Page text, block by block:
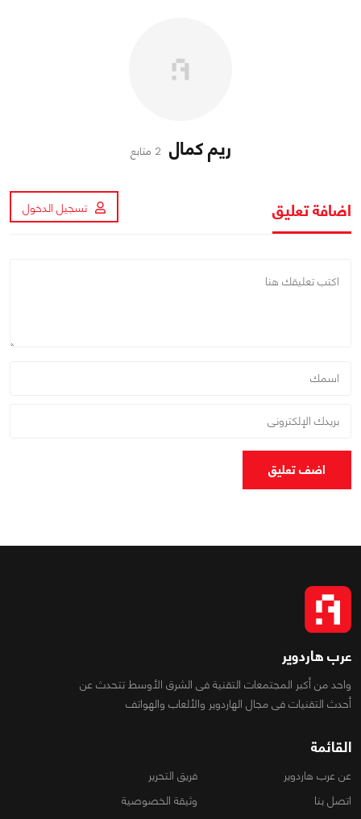
ريم كمال 2 متابع
اضافة تعليق تسجيل الدخول
اضف تعليق
عرب هاردوير
واحد من أكبر المجتمعات التقنية فى الشرق الأوسط تتحدث عن
أحدث التقنيات فى مجال الهاردوير والألعاب والهواتف
القائمة
عن عرب هاردوير
فريق التحرير
اتصل بنا
وثيقة الخصوصية